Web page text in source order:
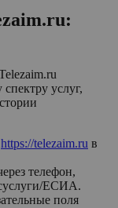
услуг,
https://telezaim.ru в
телефон,
ЕСИА.
поля